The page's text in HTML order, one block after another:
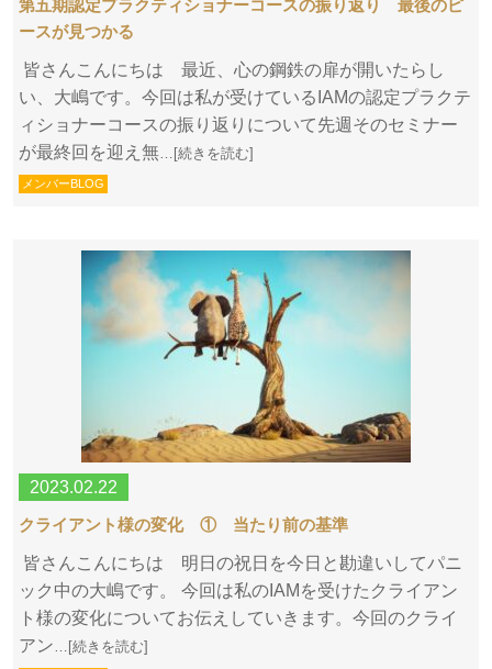
第五期認定プラクティショナーコースの振り返り 最後のピ
ースが見つかる
皆さんこんにちは 最近、心の鋼鉄の扉が開いたらし
い、大嶋です。今回は私が受けているIAMの認定プラクテ
ィショナーコースの振り返りについて先週そのセミナー
が最終回を迎え無…[続きを読む]
メンバーBLOG
2023.02.22
クライアント様の変化 ① 当たり前の基準
皆さんこんにちは 明日の祝日を今日と勘違いしてパニ
ック中の大嶋です。 今回は私のIAMを受けたクライアン
ト様の変化についてお伝えしていきます。今回のクライ
アン…[続きを読む]